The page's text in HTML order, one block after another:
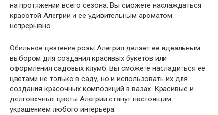
на протяжении всего сезона. Вы сможете наслаждаться
красотой Алегрии и ее удивительным ароматом
непрерывно.
Обильное цветение розы Алегрия делает ее идеальным
выбором для создания красивых букетов или
оформления садовых клумб. Вы сможете насладиться ее
цветами не только в саду, но и использовать их для
создания красочных композиций в вазах. Красивые и
долговечные цветы Алегрии станут настоящим
украшением любого интерьера.